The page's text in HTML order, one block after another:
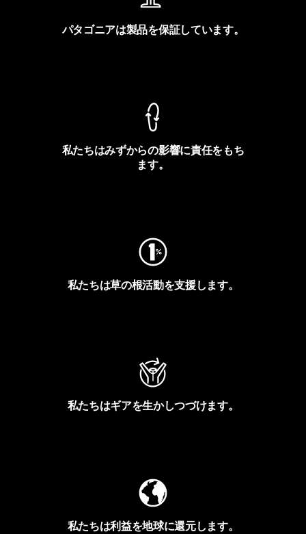
パタゴニアは製品を保証しています。
私たちはみずからの影響に責任をもち
ます。
私たちは草の根活動を支援します。
私たちはギアを生かしつづけます。
私たちは利益を地球に還元します。